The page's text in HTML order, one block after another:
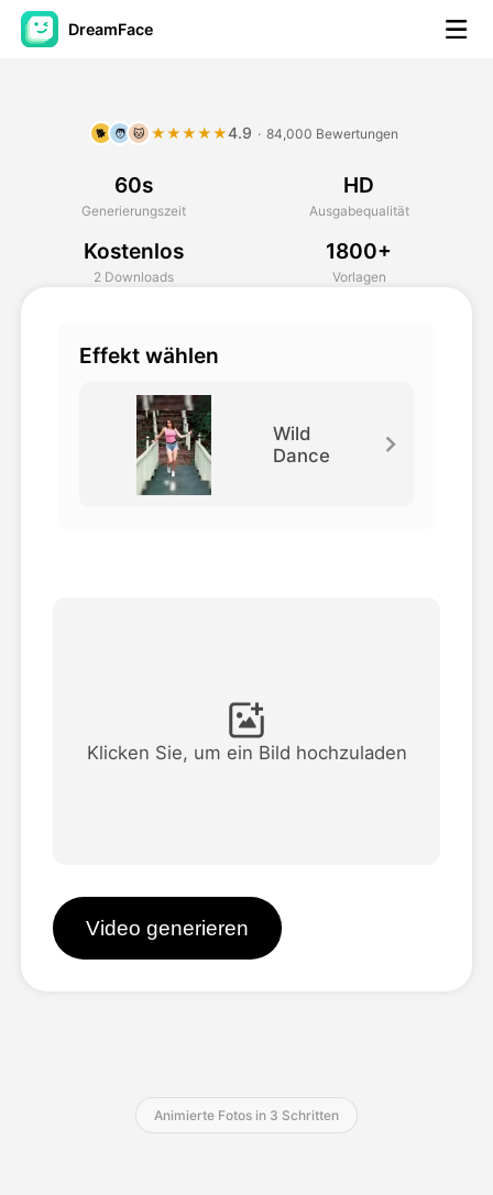
DreamFace
Avatar-Video
KI-Video
KI-Fotos
Alle Vorlagen anzeigen
Blog
🐕 🧑 🐱 ★★★★★4.9 · 84,000 Bewertungen
60s
Generierungszeit
HD
Ausgabequalität
Kostenlos
2 Downloads
1800+
Vorlagen
Effekt wählen
Wild
Dance
Klicken Sie, um ein Bild hochzuladen
Video generieren
Animierte Fotos in 3 Schritten